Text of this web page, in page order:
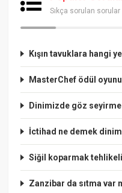
Sıkça sorulan sorular
Kışın tavuklara hangi
MasterChef ödül
Dinimizde göz
İctihad ne demek
Siğil koparmak
Zanzibar da sıtma var